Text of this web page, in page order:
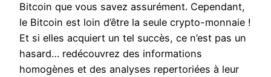
Bitcoin que vous savez assurément. Cependant,
le Bitcoin est loin d’être la seule crypto-monnaie !
Et si elles acquiert un tel succès, ce n’est pas un
hasard… redécouvrez des informations
homogènes et des analyses repertoriées à leur